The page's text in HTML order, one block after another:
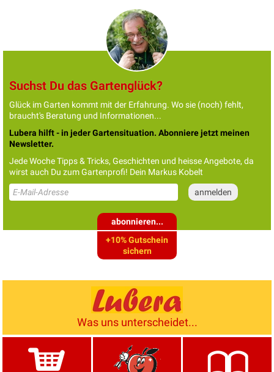
Suchst Du das Gartenglück?
Glück im Garten kommt mit der Erfahrung. Wo sie (noch) fehlt,
braucht's Beratung und Informationen...
Lubera hilft - in jeder Gartensituation. Abonniere jetzt meinen
Newsletter.
Jede Woche Tipps & Tricks, Geschichten und heisse Angebote, da
wirst auch Du zum Gartenprofi! Dein Markus Kobelt
abonnieren...
+10% Gutschein
sichern
Was uns unterscheidet...